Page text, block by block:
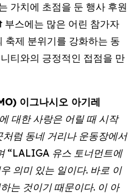
가치에 초점을 둔 행사 후원
스에는 많은 어린 참가자
축제 분위기를 강화하는 동
티와의 긍정적인 접점을 만
이그나시오 아기레
대한 사랑은 어릴 때 시작
럼 동네 거리나 운동장에서
“LALIGA 유스 토너먼트에
의미 있는 일이다. 바로 이
는 것이기 때문이다. 이 아